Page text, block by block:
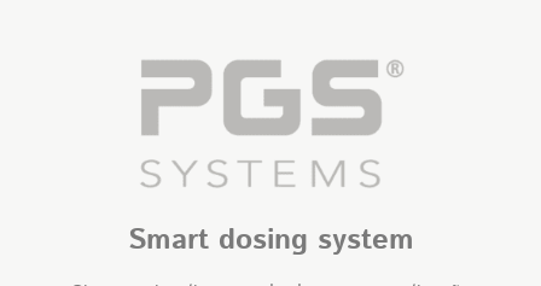
Smart dosing system